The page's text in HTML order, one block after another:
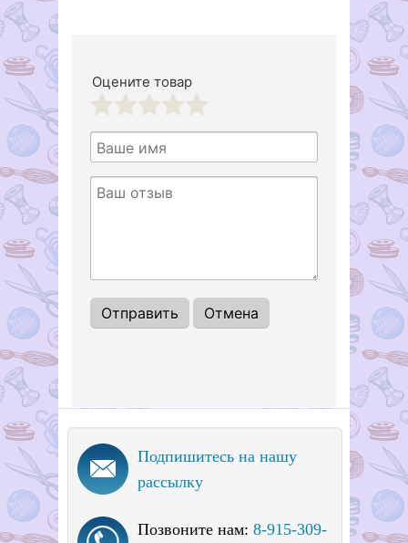
Оцените товар
Подпишитесь на нашу
рассылку
Позвоните нам: 8-915-309-